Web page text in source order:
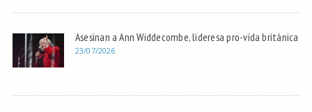
Asesinan a Ann Widdecombe, lideresa pro-vida británica
23/07/2026